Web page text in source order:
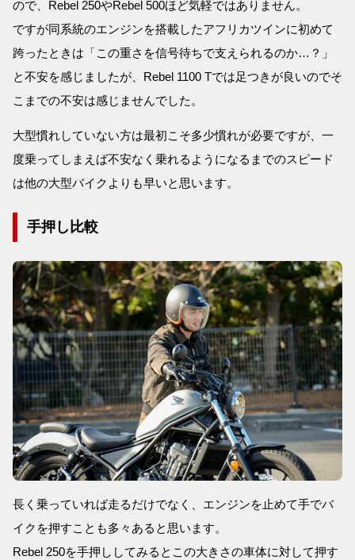
ので、Rebel 250やRebel 500ほど気軽ではありません。
ですが同系統のエンジンを搭載したアフリカツインに初めて
跨ったときは「この重さを信号待ちで支えられるのか…？」
と不安を感じましたが、Rebel 1100 Tでは足つきが良いのでそ
こまでの不安は感じませんでした。
大型慣れしていない方は最初こそ多少慣れが必要ですが、一
度乗ってしまえば不安なく乗れるようになるまでのスピード
は他の大型バイクよりも早いと思います。
手押し比較
長く乗っていれば走るだけでなく、エンジンを止めて手でバ
イクを押すことも多々あると思います。
Rebel 250を手押ししてみるとこの大きさの車体に対して押す